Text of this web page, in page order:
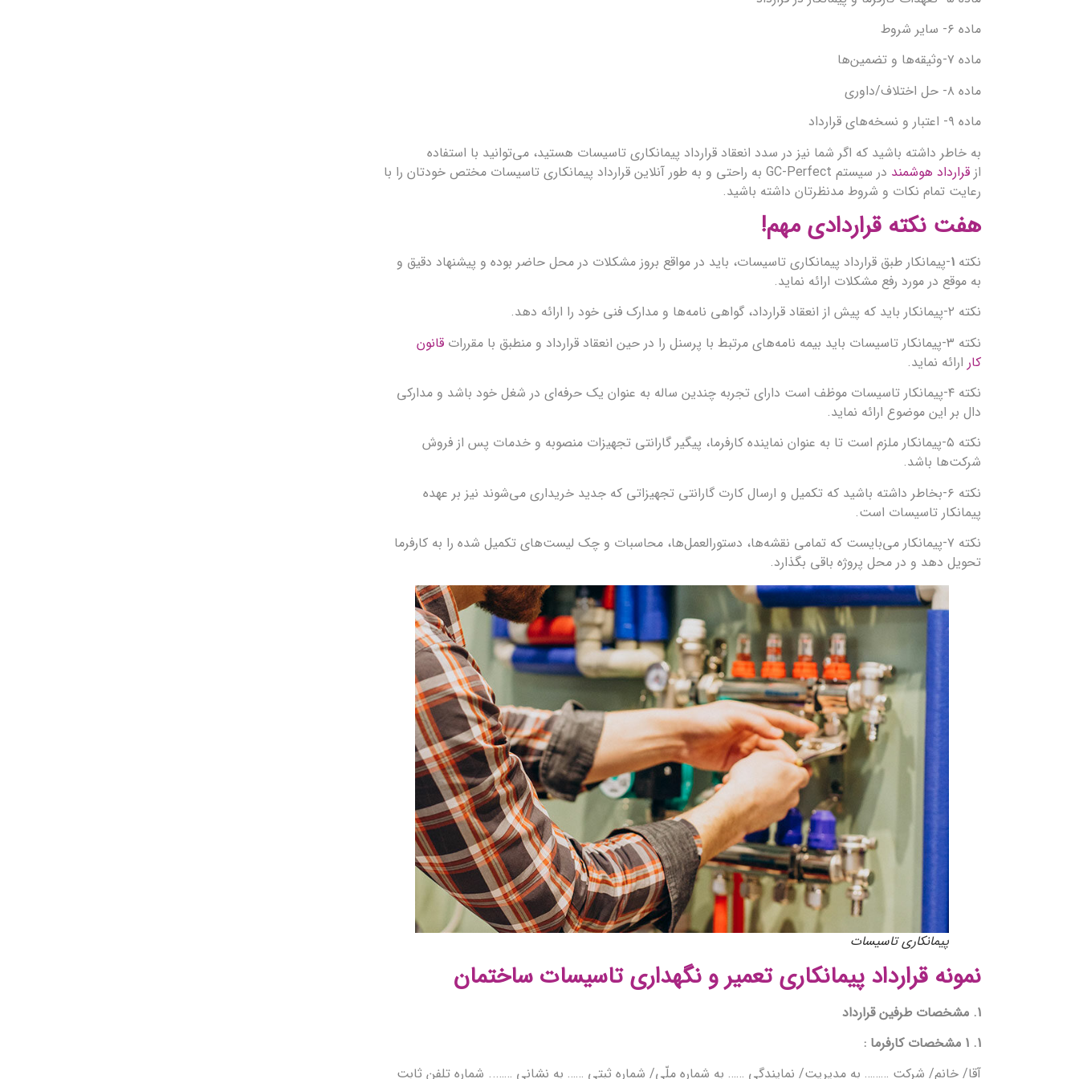
ماده ۶- سایر شروط
ماده ۷-وثیقه‌ها و تضمین‌ها
ماده ۸- حل اختلاف/داوری
ماده ۹- اعتبار و نسخه‌های قرارداد
به خاطر داشته باشید که اگر شما نیز در سدد انعقاد قرارداد پیمانکاری تاسیسات هستید، می‌توانید با استفاده
از قرارداد هوشمند
در سیستم GC-Perfect به راحتی و به طور آنلاین قرارداد پیمانکاری تاسیسات مختص خودتان را با
رعایت تمام نکات و شروط مدنظرتان داشته باشید.
هفت نکته قراردادی مهم!
نکته -پیمانکار طبق قرارداد پیمانکاری تاسیسات، باید در مواقع بروز مشکلات در محل حاضر بوده و پیشنهاد دقیق و
به موقع در مورد رفع مشکلات ارائه نماید.
نکته ۲-پیمانکار باید که پیش از انعقاد قرارداد، گواهی نامه‌ها و مدارک فنی خود را ارائه دهد.
نکته ۳-پیمانکار تاسیسات باید بیمه نامه‌های مرتبط با پرسنل را در حین انعقاد قرارداد و منطبق با مقررات
قانون
کار ارائه نماید.
نکته ۴-پیمانکار تاسیسات موظف است دارای تجربه چندین ساله به عنوان یک حرفه‌ای در شغل خود باشد و مدارکی
دال بر این موضوع ارائه نماید.
نکته ۵-پیمانکار ملزم است تا به عنوان نماینده کارفرما، پیگیر گارانتی تجهیزات منصوبه و خدمات پس از فروش
شرکت‌ها باشد.
نکته ۶-بخاطر داشته باشید که تکمیل و ارسال کارت گارانتی تجهیزاتی که جدید خریداری می‌شوند نیز بر عهده
پیمانکار تاسیسات است.
نکته ۷-پیمانکار می‌بایست که تمامی نقشه‌ها، دستورالعمل‌ها، محاسبات و چک لیست‌های تکمیل شده را به کارفرما
تحویل دهد و در محل پروژه باقی بگذارد.
پیمانکاری تاسیسات
نمونه قرارداد پیمانکاری تعمیر و نگهداری تاسیسات ساختمان
1. مشخصات طرفین قرارداد
1. 1 مشخصات کارفرما :
آقا/ خانم/ شرکت ……… به مدیریت/ نمایندگی …… به شماره ملّی/ شماره ثبتی …… به نشانی …….. شماره تلفن ثابت